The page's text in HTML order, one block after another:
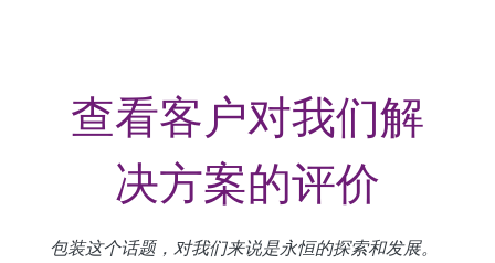
查看客户对我们解
决方案的评价
包装这个话题，对我们来说是永恒的探索和发展。